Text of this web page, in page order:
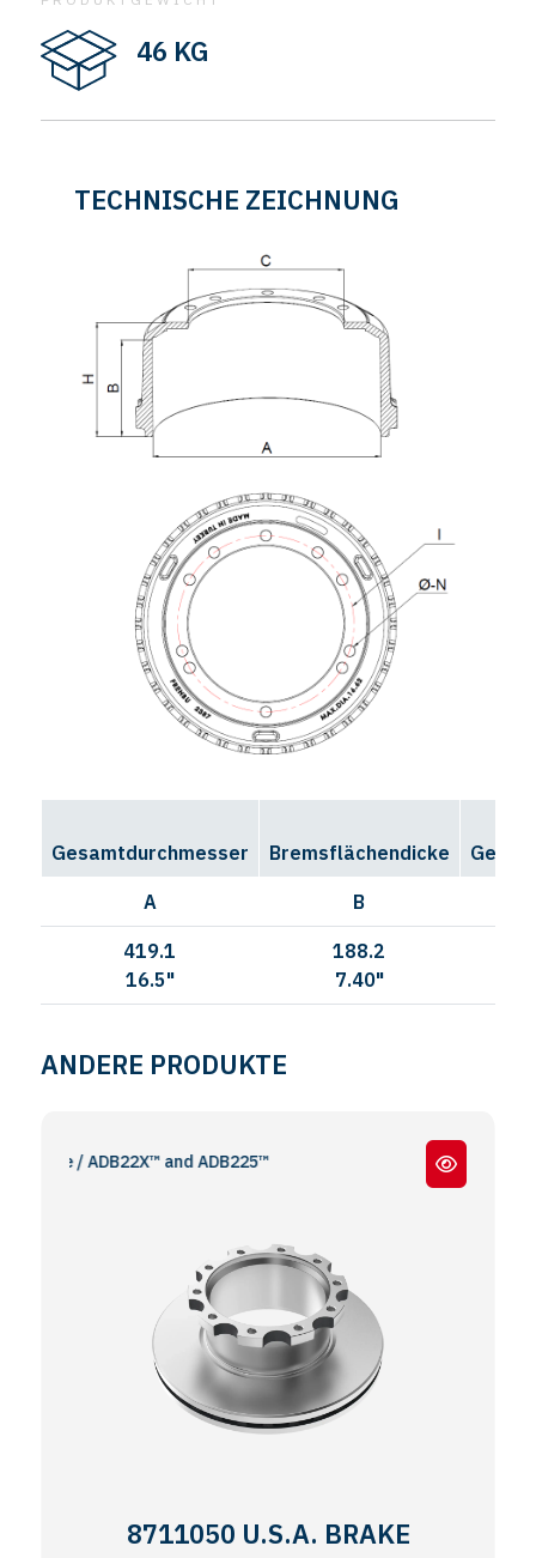
46 KG
TECHNISCHE ZEICHNUNG
Gesamtdurchmesser Bremsflächendicke
A B
419.1
16.5"
188.2
7.40"
ANDERE PRODUKTE
/ ADB22X™ and ADB225™
8711050 U.S.A. BRAKE